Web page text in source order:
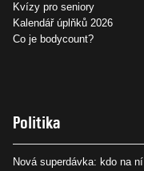
Kvízy pro seniory
Kalendář úplňků 2026
Co je bodycount?
Politika
Nová superdávka: kdo na ní